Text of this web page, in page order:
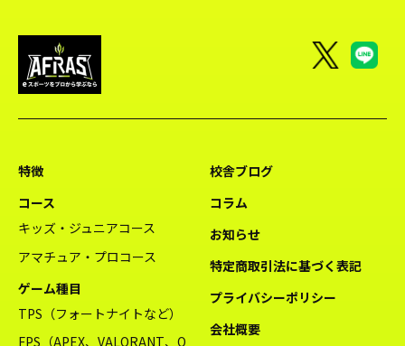
特徴
コース
キッズ・ジュニアコース
アマチュア・プロコース
ゲーム種目
TPS（フォートナイトなど）
FPS（APEX、VALORANT、O
校舎ブログ
コラム
お知らせ
特定商取引法に基づく表記
プライバシーポリシー
会社概要